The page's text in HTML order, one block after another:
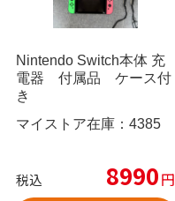
Nintendo Switch本体 充
電器 付属品 ケース付
き
マイストア在庫： 4385
税込 8990円